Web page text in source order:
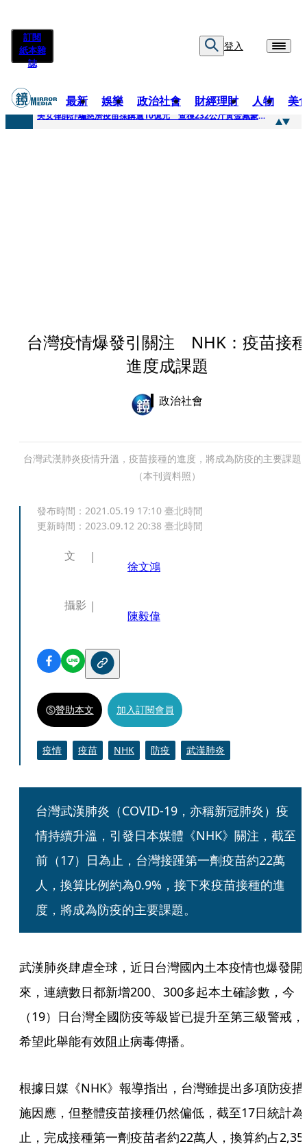
訂閱
紙本雜
誌
登入
最新 娛樂 政治社會 財經理財 人物 美
快訊
美女律師詐騙慈濟疫苗採購逾10億元 查獲232公斤黃金藏豪宅地板下
台灣疫情爆發引關注 NHK：疫苗接
進度成課題
政治社會
台灣武漢肺炎疫情升溫，疫苗接種的進度，將成為防疫的主要課題
（本刊資料照）
發布時間： 2021.05.19 17:10 臺北時間
更新時間： 2023.09.12 20:38 臺北時間
文
徐文鴻
攝影
陳毅偉
贊助本文 加入訂閱會員
疫情 疫苗 NHK 防疫 武漢肺炎
台灣武漢肺炎（COVID-19，亦稱新冠肺炎）疫
情持續升溫，引發日本媒體《NHK》關注，截至
前（17）日為止，台灣接踵第一劑疫苗約22萬
人，換算比例約為0.9%，接下來疫苗接種的進
度，將成為防疫的主要課題。
武漢肺炎肆虐全球，近日台灣國內土本疫情也爆發開
來，連續數日都新增200、300多起本土確診數，今
（19）日台灣全國防疫等級皆已提升至第三級警戒，
希望此舉能有效阻止病毒傳播。
根據日媒《NHK》報導指出，台灣雖提出多項防疫措
施因應，但整體疫苗接種仍然偏低，截至17日統計為
止，完成接種第一劑疫苗者約22萬人，換算約占